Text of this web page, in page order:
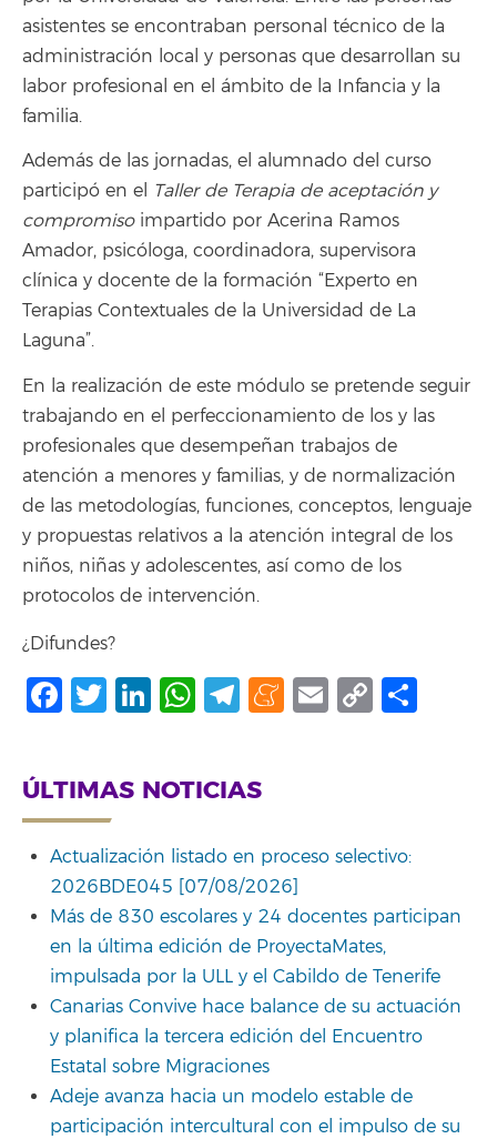
asistentes se encontraban personal técnico de la
administración local y personas que desarrollan su
labor profesional en el ámbito de la Infancia y la
familia.
Además de las jornadas, el alumnado del curso
participó en el Taller de Terapia de aceptación y
compromisoimpartido por Acerina Ramos
Amador, psicóloga, coordinadora, supervisora
clínica y docente de la formación “Experto en
Terapias Contextuales de la Universidad de La
Laguna”.
En la realización de este módulo se pretende seguir
trabajando en el perfeccionamiento de los y las
profesionales que desempeñan trabajos de
atención a menores y familias, y de normalización
de las metodologías, funciones, conceptos, lenguaje
y propuestas relativos a la atención integral de los
niños, niñas y adolescentes, así como de los
protocolos de intervención.
¿Difundes?
Facebook
Twitter
LinkedIn
WhatsApp
Telegram
Meneame
Email
Copy
ÚLTIMAS NOTICIAS
Actualización listado en proceso selectivo:
2026BDE045 [07/08/2026]
Más de 830 escolares y 24 docentes participan
en la última edición de ProyectaMates,
impulsada por la ULL y el Cabildo de Tenerife
Canarias Convive hace balance de su actuación
y planifica la tercera edición del Encuentro
Estatal sobre Migraciones
Adeje avanza hacia un modelo estable de
participación intercultural con el impulso de su